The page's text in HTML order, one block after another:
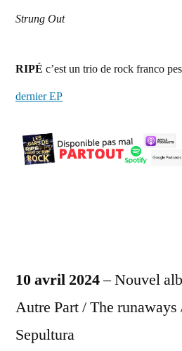
Strung Out
RIPÉ c’est un trio de rock franco
dernier EP
10 avril 2024– Nouvel
Autre Part / The
Sepultura